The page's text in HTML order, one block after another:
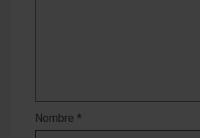
Nombre *